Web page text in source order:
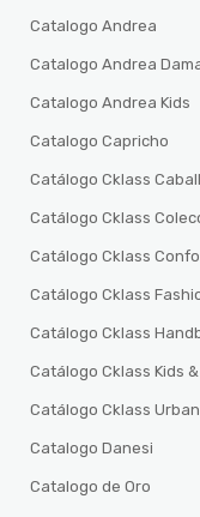
Catalogo Andrea
Catalogo Andrea
Catalogo Andrea Kids
Catalogo Capricho
Catálogo Cklass
Catálogo Cklass
Catálogo Cklass
Catálogo Cklass
Catálogo Cklass
Catálogo Cklass Kids
Catálogo Cklass
Catalogo Danesi
Catalogo de Oro